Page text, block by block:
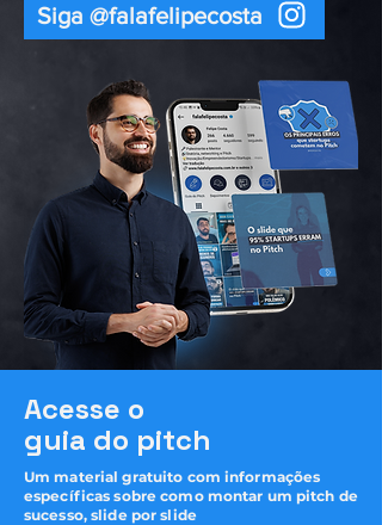
Siga @‌falafelipecosta
Acesse o
guia do pitch
Um material gratuito com informações
específicas sobre como montar um pitch de
sucesso, slide por slide